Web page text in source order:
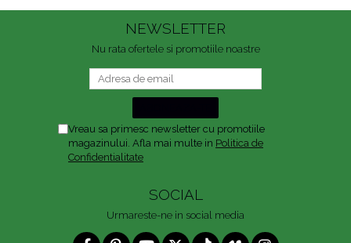
NEWSLETTER
Nu rata ofertele si promotiile noastre
Vreau sa primesc newsletter cu promotiile
magazinului. Afla mai multe in Politica de
Confidentialitate
SOCIAL
Urmareste-ne in social media